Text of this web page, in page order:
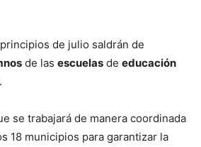
de julio saldrán de
de las escuelas de educación
se trabajará de manera coordinada
18 municipios para garantizar la